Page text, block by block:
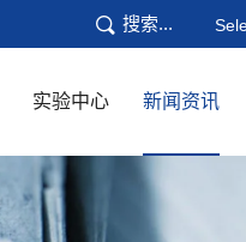
搜索...
实验中心 新闻资讯